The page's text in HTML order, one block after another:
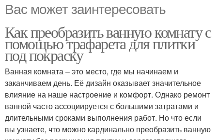
Вас может заинтересовать
Как преобразить ванную комнату с
помощью трафарета для плитки
под покраску
Ванная комната – это место, где мы начинаем и
заканчиваем день. Её дизайн оказывает значительное
влияние на наше настроение и комфорт. Однако ремонт
ванной часто ассоциируется с большими затратами и
длительными сроками выполнения работ. Но что если
вы узнаете, что можно кардинально преобразить ванную